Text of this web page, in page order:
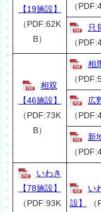
【19施設】
（PDF:62K
B）
（
只
（
相双
【46施設】
（PDF:73K
B）
相
（
広
（
新
（
いわき
【78施設】
（PDF:93K
い
設】
（